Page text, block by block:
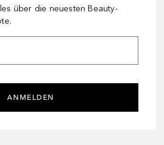
über die neuesten Beauty-
ANMELDEN